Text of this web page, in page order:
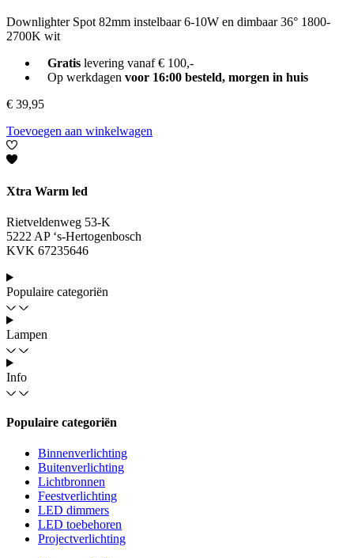
Downlighter Spot 82mm instelbaar 6-10W en dimbaar 36° 1800-
2700K wit
Gratislevering vanaf € 100,-
Op werkdagen voor 16:00 besteld, morgen in huis
€ 39,95
Toevoegen aan winkelwagen
Xtra Warm led
Rietveldenweg 53-K
5222 AP ‘s-Hertogenbosch
KVK 67235646
Populaire categoriën
Lampen
Info
Populaire categoriën
Binnenverlichting
Buitenverlichting
Lichtbronnen
Feestverlichting
LED dimmers
LED toebehoren
Projectverlichting